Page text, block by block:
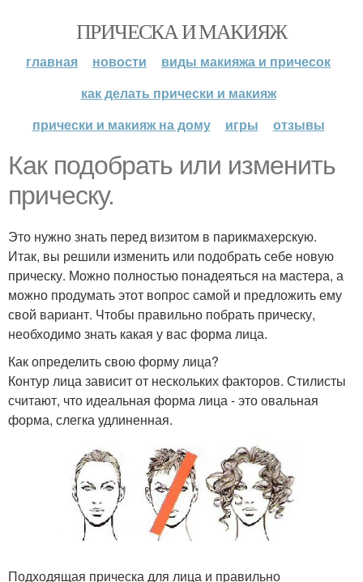
ПРИЧЕСКА И МАКИЯЖ
главная новости
виды макияжа и причесок
как делать прически и макияж
прически и макияж на дому
игры отзывы
Как подобрать или изменить
прическу.
Это нужно знать перед визитом в парикмахерскую.
Итак, вы решили изменить или подобрать себе новую
прическу. Можно полностью понадеяться на мастера, а
можно продумать этот вопрос самой и предложить ему
свой вариант. Чтобы правильно побрать прическу,
необходимо знать какая у вас форма лица.
Как определить свою форму лица?
Контур лица зависит от нескольких факторов. Стилисты
считают, что идеальная форма лица - это овальная
форма, слегка удлиненная.
Подходящая прическа для лица и правильно